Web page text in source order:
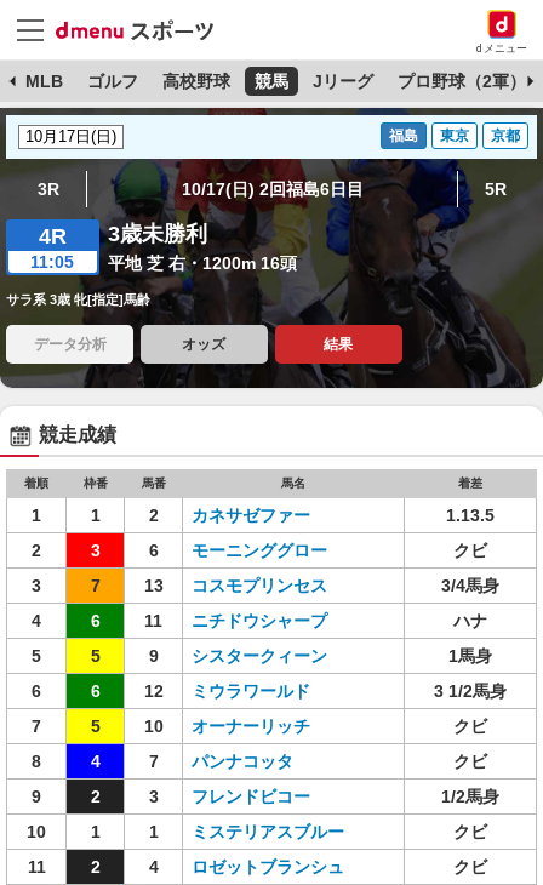
dメニュー
MLB ゴルフ 高校野球 競馬 Jリーグ プロ野球（2軍）
福島 東京 京都
3R 10/17(日) 2回福島6日目 5R
4R
11:05
3歳未勝利
平地 芝 右・1200m 16頭
サラ系 3歳 牝[指定]馬齢
データ分析 オッズ 結果
競走成績
着順 枠番 馬番 馬名 着差
1 1 2 カネサゼファー
1.13.5
2
3 6 モーニンググロー
クビ
3
7 13 コスモプリンセス
3/4馬身
4
6 11 ニチドウシャープ
ハナ
5
5 9 シスタークィーン
1馬身
6
6 12 ミウラワールド
3 1/2馬身
7
5 10 オーナーリッチ
クビ
8
4 7 パンナコッタ
クビ
9
2 3 フレンドビコー
1/2馬身
10
1 1 ミステリアスブルー
クビ
11
2 4 ロゼットブランシュ
クビ